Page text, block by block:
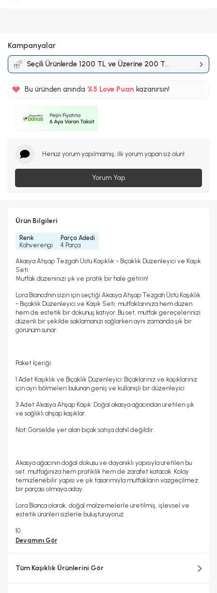
Kampanyalar
Seçili Ürünlerde 1200 TL ve Üzerine 200 TL
İndirimKampanyası
Bu üründen anında %5
%5
Love Puan kazanırsın!
Henüz yorum yapılmamış, ilk yorum yapan siz olun!
Yorum Yap
Ürün Bilgileri
Renk
Kahverengi
Parça Adedi
4 Parça
Akasya Ahşap Tezgah Üstü Kaşıklık - Bıçaklık Düzenleyici ve Kaşık
Seti
Mutfak düzeninizi şık ve pratik bir hale getirin!
Lora Bianca'nın sizin için seçtiği Akasya Ahşap Tezgah Üstü Kaşıklık
- Bıçaklık Düzenleyici ve Kaşık Seti, mutfaklarınıza hem düzen
hem de estetik bir dokunuş katıyor. Bu set, mutfak gereçelerinizi
düzenli bir şekilde saklamanızı sağlarken aynı zamanda şık bir
görünüm sunar.
Paket İçeriği:
1 Adet Kaşıklık ve Bıçaklık Düzenleyici: Bıçaklarınız ve kaşıklarınız
için ayrı bölmeleri bulunan geniş ve kullanışlı bir düzenleyici
3 Adet Akasya Ahşap Kaşık: Doğal akasya ağacından üretilen şık
ve sağlıklı ahşap kaşıklar.
Not: Görselde yer alan bıçak satışa dahil değildir.
Akasya ağacının doğal dokusu ve dayanıklı yapısıyla üretilen bu
set, mutfağınıza hem pratiklik hem de zarafet katacak. Kolay
temizlenebilir yapısı ve şık tasarımıyla mutfakların vazgeçilmez
bir parçası olmaya aday.
Lora Bianca olarak, doğal malzemelerle üretilmiş, işlevsel ve
estetik ürünleri sizlerle buluşturuyoruz.
10
Devamını Gör
Tüm Kaşıklık Ürünlerini Gör